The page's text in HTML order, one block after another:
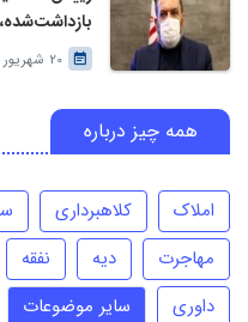
20 شهریور 1400
همه چیز درباره
املاک کلاهبرداری
مهاجرت
دیه نفقه
داوری
سایر موضوعات